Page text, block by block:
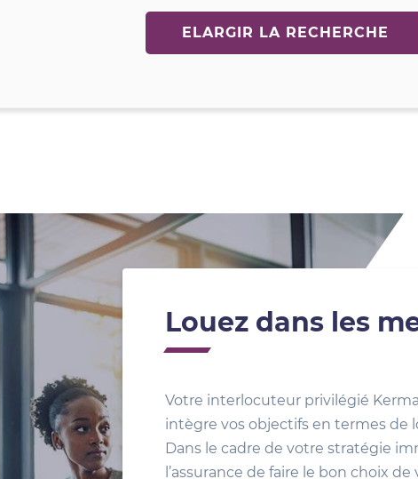
ELARGIR LA RECHERCHE
Louez dans les
Votre interlocuteur privilégié
intègre vos objectifs en termes de
Dans le cadre de votre stratégie
l’assurance de faire le bon choix